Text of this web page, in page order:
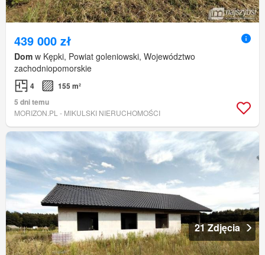
439 000 zł
Dom w Kępki, Powiat goleniowski, Województwo
zachodniopomorskie
4
155 m²
5 dni temu
MORIZON.PL - MIKULSKI NIERUCHOMOŚCI
21 Zdjęcia